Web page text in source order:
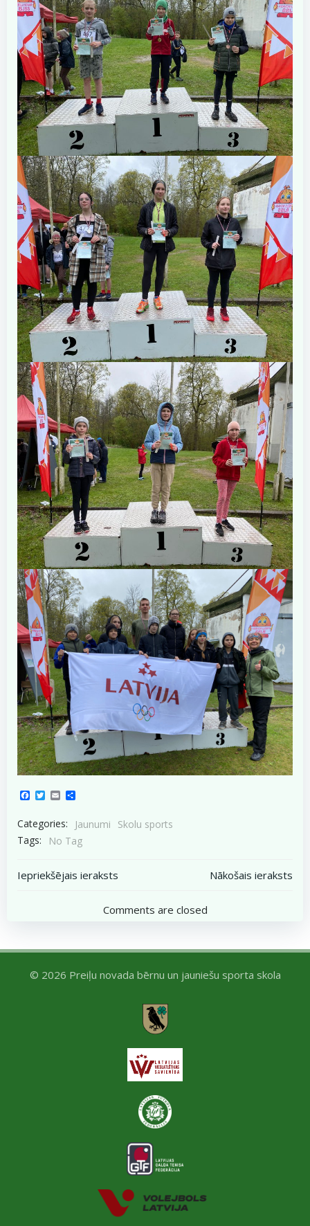
Facebook
Twitter
Email
Categories: Jaunumi
Skolu sports
Tags:
No Tag
Post
navigation
Iepriekšējais ieraksts
navigation
Nākošais ieraksts
Comments are closed
© 2026 Preiļu novada bērnu un jauniešu sporta skola